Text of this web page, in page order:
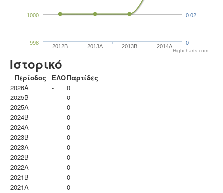
2012B 2013A 2013B 2014A
1000
998 0
0.02
Highcharts.com
Ιστορικό
Περίοδος ΕΛΟΠαρτίδες
2026A
-
0
2025B
-
0
2025A
-
0
2024B
-
0
2024A
-
0
2023B
-
0
2023Α
-
0
2022B
-
0
2022A
-
0
2021B
-
0
2021A
-
0